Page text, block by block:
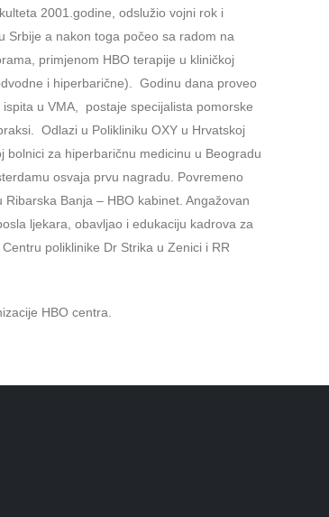
2001.godine, odslužio vojni rok i
Srbije a nakon toga počeo sa radom na
primjenom HBO terapije u kliničkoj
i hiperbarične). Godinu dana proveo
u VMA, postaje specijalista pomorske
Odlazi u Polikliniku OXY u Hrvatskoj
za hiperbaričnu medicinu u Beogradu
osvaja prvu nagradu. Povremeno
Banja – HBO kabinet. Angažovan
ljekara, obavljao i edukaciju kadrova za
poliklinike Dr Strika u Zenici i RR
HBO centra.